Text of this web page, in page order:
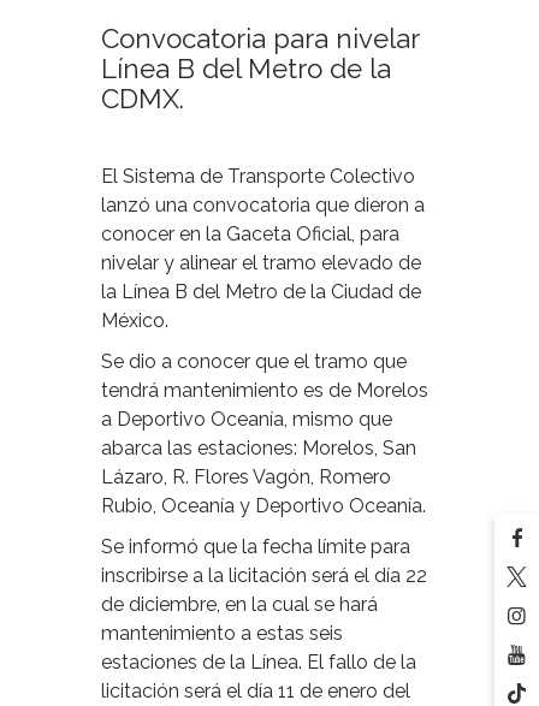
Convocatoria para nivelar
Línea B del Metro de la
CDMX.
El Sistema de Transporte Colectivo
lanzó una convocatoria que dieron a
conocer en la Gaceta Oficial, para
nivelar y alinear el tramo elevado de
la Línea B del Metro de la Ciudad de
México.
Se dio a conocer que el tramo que
tendrá mantenimiento es de Morelos
a Deportivo Oceanía, mismo que
abarca las estaciones: Morelos, San
Lázaro, R. Flores Vagón, Romero
Rubio, Oceanía y Deportivo Oceanía.
Se informó que la fecha límite para
inscribirse a la licitación será el día 22
de diciembre, en la cual se hará
mantenimiento a estas seis
estaciones de la Línea. El fallo de la
licitación será el día 11 de enero del